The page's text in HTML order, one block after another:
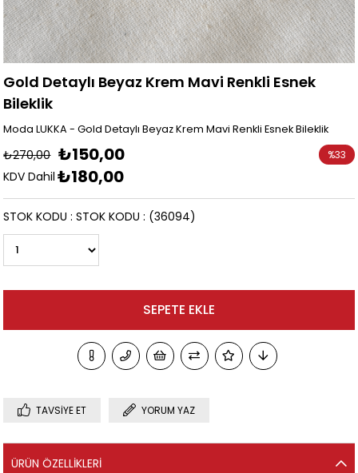
Gold Detaylı Beyaz Krem Mavi Renkli Esnek
Bileklik
Moda LUKKA - Gold Detaylı Beyaz Krem Mavi Renkli Esnek Bileklik
₺270,00 ₺150,00
KDV Dahil ₺180,00
%33
(36094)
STOK KODU STOK KODU
TAVSIYE ET YORUM YAZ
ÜRÜN ÖZELLIKLERI